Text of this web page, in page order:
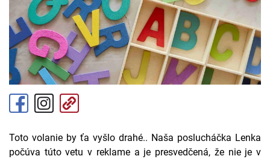
Toto volanie by ťa vyšlo drahé.. Naša poslucháčka Lenka
počúva túto vetu v reklame a je presvedčená, že nie je v